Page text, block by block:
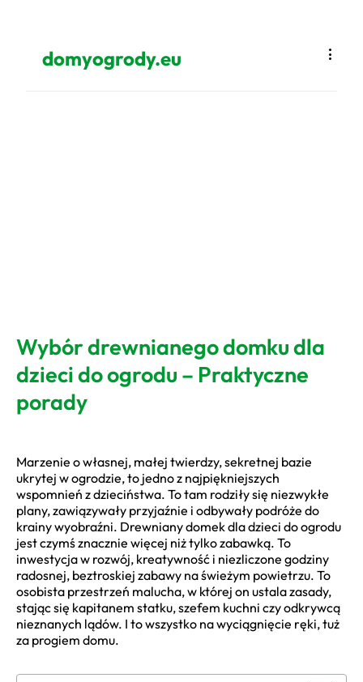
domyogrody.eu
Wybór drewnianego domku dla
dzieci do ogrodu – Praktyczne
porady
Marzenie o własnej, małej twierdzy, sekretnej bazie
ukrytej w ogrodzie, to jedno z najpiękniejszych
wspomnień z dzieciństwa. To tam rodziły się niezwykłe
plany, zawiązywały przyjaźnie i odbywały podróże do
krainy wyobraźni. Drewniany domek dla dzieci do ogrodu
jest czymś znacznie więcej niż tylko zabawką. To
inwestycja w rozwój, kreatywność i niezliczone godziny
radosnej, beztroskiej zabawy na świeżym powietrzu. To
osobista przestrzeń malucha, w której on ustala zasady,
stając się kapitanem statku, szefem kuchni czy odkrywcą
nieznanych lądów. I to wszystko na wyciągnięcie ręki, tuż
za progiem domu.